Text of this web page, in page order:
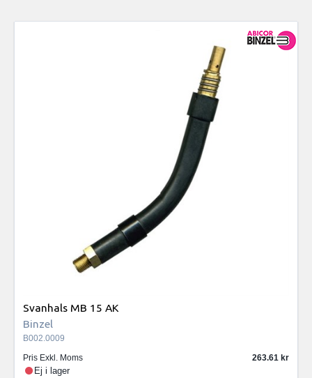
Svanhals MB 15 AK
Binzel
B002.0009
Pris Exkl. Moms
263.61
Ej i lager